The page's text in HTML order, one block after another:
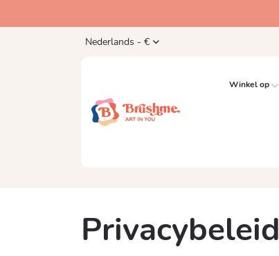
Nederlands - €
Winkel op
Privacybeleid